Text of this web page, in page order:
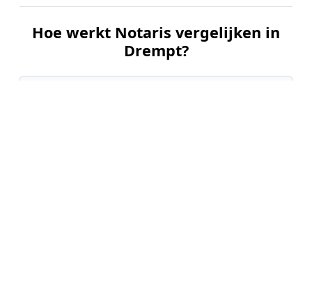
Hoe werkt Notaris vergelijken in
Drempt?